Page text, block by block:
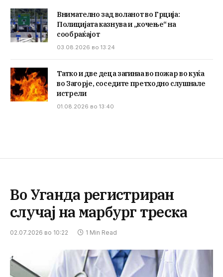
Внимателно зад воланот во Грција:
Полицијата казнува и „кочење“ на
сообраќајот
03.08.2026 во 13:24
Татко и две деца загинаа во пожар во куќа
во Загорје, соседите претходно слушнале
истрели
01.08.2026 во 13:40
Во Уганда регистриран
случај на марбург треска
02.07.2026 во 10:22 1 Min Read